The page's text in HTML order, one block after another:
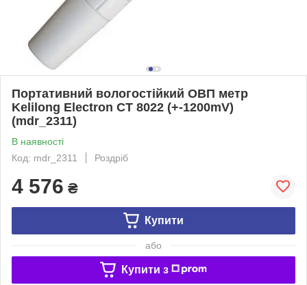
Портативний вологостійкий ОВП метр
Kelilong Electron СТ 8022 (+-1200mV)
(mdr_2311)
В наявності
Код: mdr_2311
Роздріб
4 576 ₴
Купити
або
Купити з